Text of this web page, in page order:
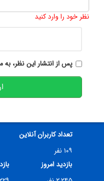
نظر خود را وارد کنید
پس از انتشار این نظر،
تعداد کاربران آنلاین
۱۰۹ نفر
بازدید امروز